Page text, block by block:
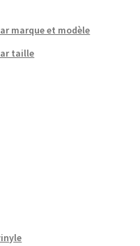
marque et modèle
taille